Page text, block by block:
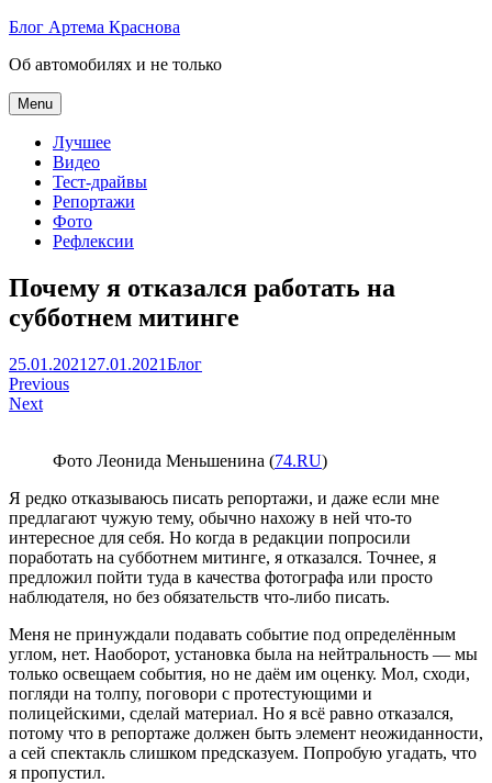
Skip
content
Блог Артема Краснова
Об автомобилях и не только
Menu
Лучшее
Видео
Тест-драйвы
Репортажи
Фото
Рефлексии
Почему я отказался работать на
субботнем митинге
Артем
Краснов
25.01.2021 27.01.2021Блог
Навигация
по
Previous
Next
Фото Леонида Меньшенина (74.RU)
Я редко отказываюсь писать репортажи, и даже если мне
предлагают чужую тему, обычно нахожу в ней что-то
интересное для себя. Но когда в редакции попросили
поработать на субботнем митинге, я отказался. Точнее, я
предложил пойти туда в качества фотографа или просто
наблюдателя, но без обязательств что-либо писать.
Меня не принуждали подавать событие под определённым
углом, нет. Наоборот, установка была на нейтральность — мы
только освещаем события, но не даём им оценку. Мол, сходи,
погляди на толпу, поговори с протестующими и
полицейскими, сделай материал. Но я всё равно отказался,
потому что в репортаже должен быть элемент неожиданности,
а сей спектакль слишком предсказуем. Попробую угадать, что
я пропустил.